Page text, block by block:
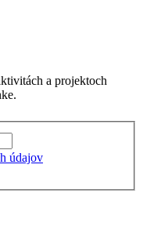
a projektoch
údajov